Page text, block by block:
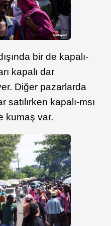
bir de kapalı-
kapalı dar
Diğer pazarlarda
kapalı-msı
kumaş var.